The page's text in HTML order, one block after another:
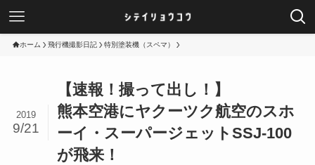
ホーム 飛行機撮影日記 特別塗装機（スペマ）
【速報！撮って出し！】
熊本空港にヤクーツク航空のスホ
ーイ・スーパージェットSSJ-100
が飛来！
2019
9/21